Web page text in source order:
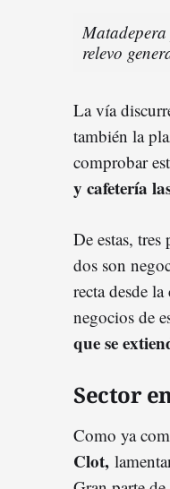
relevo
La vía
también la
comprobar
y cafetería
De estas, tres
dos son
recta desde
negocios de
que se
Sector
Como ya
Clot,